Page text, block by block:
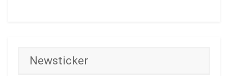
Newsticker